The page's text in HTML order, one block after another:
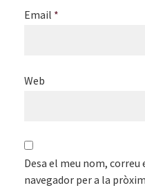
Email *
Web
Desa el meu nom,
navegador per a la